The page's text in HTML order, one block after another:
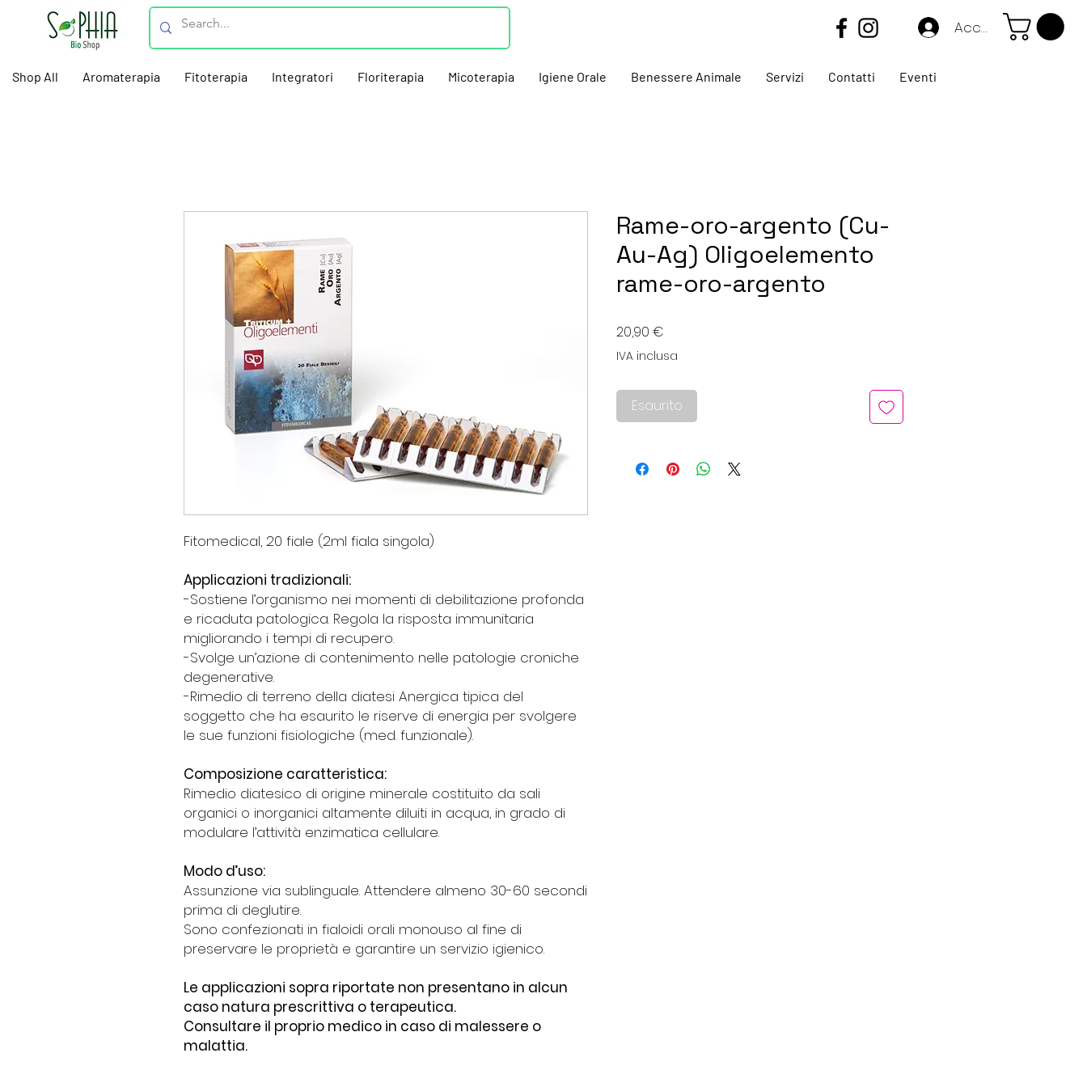
Accedi
Shop All Aromaterapia Fitoterapia Integratori Floriterapia Micoterapia Igiene Orale Benessere Animale Servizi Contatti Eventi
Fitomedical, 20 fiale (2ml fiala singola)
Applicazioni tradizionali:
-Sostiene l’organismo nei momenti di debilitazione profonda
e ricaduta patologica. Regola la risposta immunitaria
migliorando i tempi di recupero.
-Svolge un’azione di contenimento nelle patologie croniche
degenerative.
-Rimedio di terreno della diatesi Anergica tipica del
soggetto che ha esaurito le riserve di energia per svolgere
le sue funzioni fisiologiche (med. funzionale).
Composizione caratteristica:
Rimedio diatesico di origine minerale costituito da sali
organici o inorganici altamente diluiti in acqua, in grado di
modulare l’attività enzimatica cellulare.
Modo d’uso:
Assunzione via sublinguale. Attendere almeno 30-60 secondi
prima di deglutire.
Sono confezionati in fialoidi orali monouso al fine di
preservare le proprietà e garantire un servizio igienico.
Le applicazioni sopra riportate non presentano in alcun
caso natura prescrittiva o terapeutica.
Consultare il proprio medico in caso di malessere o
malattia.
Rame-oro-argento (Cu-
Au-Ag) Oligoelemento
rame-oro-argento
20,90 €
IVA inclusa
Esaurito